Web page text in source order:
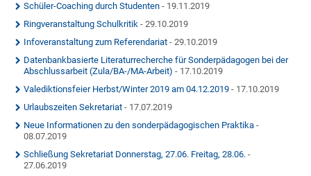
Schüler-Coaching durch Studenten - 19.11.2019
Ringveranstaltung Schulkritik - 29.10.2019
Infoveranstaltung zum Referendariat - 29.10.2019
Datenbankbasierte Literaturrecherche für Sonderpädagogen bei der
Abschlussarbeit (Zula/BA-/MA-Arbeit) - 17.10.2019
Valediktionsfeier Herbst/Winter 2019 am 04.12.2019 - 17.10.2019
Urlaubszeiten Sekretariat- 17.07.2019
Neue Informationen zu den sonderpädagogischen Praktika -
08.07.2019
Schließung Sekretariat Donnerstag, 27.06. Freitag, 28.06. -
27.06.2019